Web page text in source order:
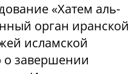
«Хатем аль-
орган иранской
исламской
завершении